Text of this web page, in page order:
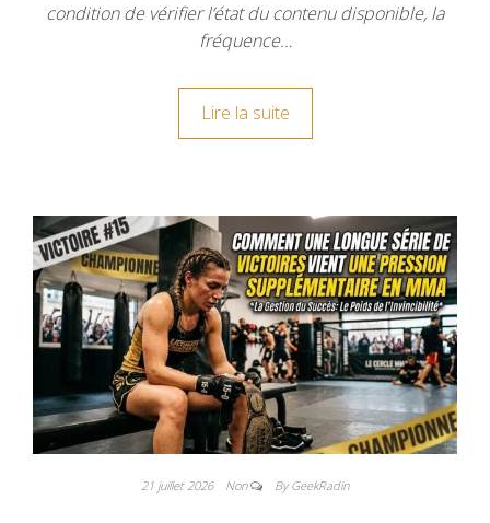
condition de vérifier l’état du contenu disponible, la
fréquence…
Lire la suite
21 juillet 2026 Non By GeekRadin